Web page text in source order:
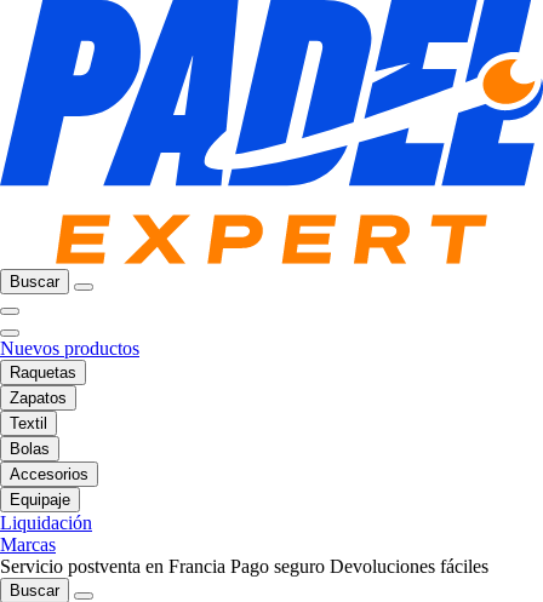
Buscar
Nuevos productos
Raquetas
Zapatos
Textil
Bolas
Accesorios
Equipaje
Liquidación
Marcas
Servicio postventa en Francia Pago seguro Devoluciones fáciles
Buscar